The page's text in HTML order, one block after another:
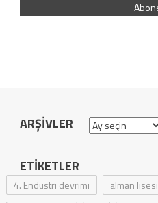
ARŞIVLER Arşivler
ETIKETLER
4. Endüstri devrimi alman lisesi